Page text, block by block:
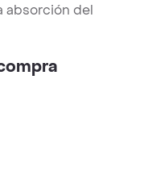
absorción del